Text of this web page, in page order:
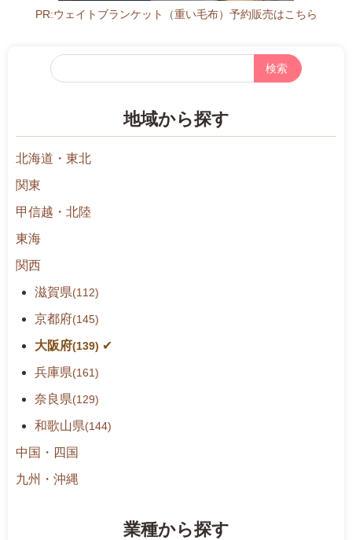
PR:ウェイトブランケット（重い毛布）予約販売はこちら
フ
リ
索
地域から探す
北海道・東北
関東
甲信越・北陸
東海
関西
滋賀県(112)
京都府(145)
大阪府(139)
兵庫県(161)
奈良県(129)
和歌山県(144)
中国・四国
九州・沖縄
業種から探す